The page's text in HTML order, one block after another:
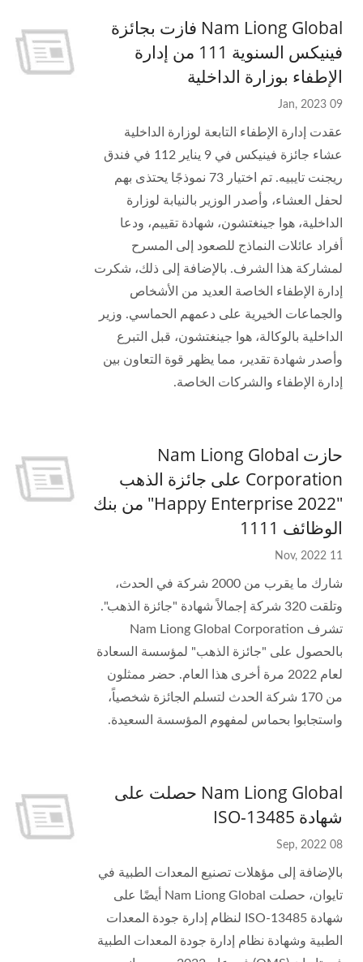
Nam Liong Global فازت بجائزة
فينيكس السنوية 111 من إدارة
الإطفاء بوزارة الداخلية
09 Jan, 2023
عقدت إدارة الإطفاء التابعة لوزارة الداخلية
عشاء جائزة فينيكس في 9 يناير 112 في فندق
ريجنت تايبيه. تم اختيار 73 نموذجًا يحتذى بهم
لحفل العشاء، وأصدر الوزير بالنيابة لوزارة
الداخلية، هوا جينغتشون، شهادة تقييم، ودعا
أفراد عائلات النماذج للصعود إلى المسرح
لمشاركة هذا الشرف. بالإضافة إلى ذلك، شكرت
إدارة الإطفاء الخاصة العديد من الأشخاص
والجماعات الخيرية على دعمهم الحماسي. وزير
الداخلية بالوكالة، هوا جينغتشون، قبل التبرع
وأصدر شهادة تقدير، مما يظهر قوة التعاون بين
إدارة الإطفاء والشركات الخاصة.
حازت Nam Liong Global
Corporation على جائزة الذهب
"2022 Happy Enterprise" من بنك
الوظائف 1111
11 Nov, 2022
شارك ما يقرب من 2000 شركة في الحدث،
وتلقت 320 شركة إجمالاً شهادة "جائزة الذهب".
تشرف Nam Liong Global Corporation
بالحصول على "جائزة الذهب" لمؤسسة السعادة
لعام 2022 مرة أخرى هذا العام. حضر ممثلون
من 170 شركة الحدث لتسلم الجائزة شخصياً،
واستجابوا بحماس لمفهوم المؤسسة السعيدة.
Nam Liong Global حصلت على
شهادة ISO-13485
08 Sep, 2022
بالإضافة إلى مؤهلات تصنيع المعدات الطبية في
تايوان، حصلت Nam Liong Global أيضًا على
شهادة ISO-13485 لنظام إدارة جودة المعدات
الطبية وشهادة نظام إدارة جودة المعدات الطبية